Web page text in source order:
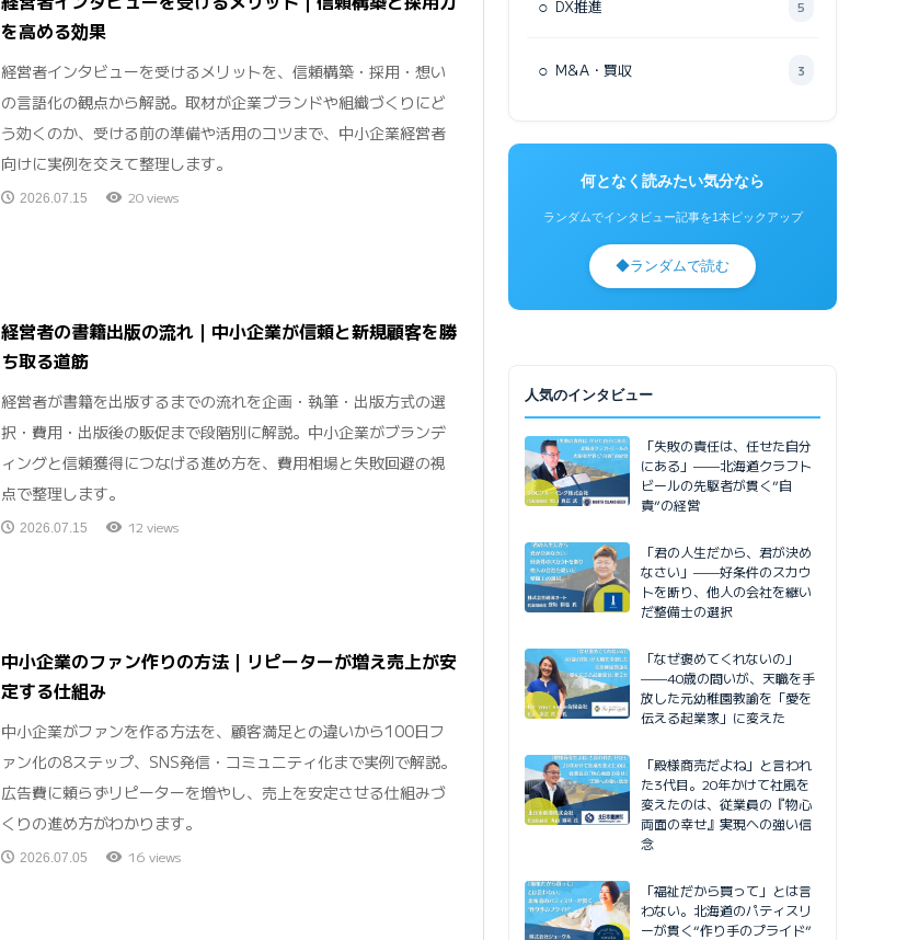
を高める効果
経営者インタビューを受けるメリットを、信頼構築・採用・想い
の言語化の観点から解説。取材が企業ブランドや組織づくりにど
う効くのか、受ける前の準備や活用のコツまで、中小企業経営者
向けに実例を交えて整理します。
2026.07.15 20 views
経営者の書籍出版の流れ｜中小企業が信頼と新規顧客を勝
ち取る道筋
経営者が書籍を出版するまでの流れを企画・執筆・出版方式の選
択・費用・出版後の販促まで段階別に解説。中小企業がブランデ
ィングと信頼獲得につなげる進め方を、費用相場と失敗回避の視
点で整理します。
2026.07.15 12 views
中小企業のファン作りの方法｜リピーターが増え売上が安
定する仕組み
中小企業がファンを作る方法を、顧客満足との違いから100日フ
ァン化の8ステップ、SNS発信・コミュニティ化まで実例で解説。
広告費に頼らずリピーターを増やし、売上を安定させる仕組みづ
くりの進め方がわかります。
2026.07.05 16 views
○ DX推進 5
○ M&A・買収 3
何となく読みたい気分なら
ランダムでインタビュー記事を1本ピックアップ
◆ランダムで読む
人気のインタビュー
「失敗の責任は、任せた自分
にある」——北海道クラフト
ビールの先駆者が貫く”自
責”の経営
「君の人生だから、君が決め
なさい」——好条件のスカウ
トを断り、他人の会社を継い
だ整備士の選択
「なぜ褒めてくれないの」
——40歳の問いが、天職を手
放した元幼稚園教諭を「愛を
伝える起業家」に変えた
「殿様商売だよね」と言われ
た3代目。20年かけて社風を
変えたのは、従業員の『物心
両面の幸せ』実現への強い信
念
「福祉だから買って」とは言
わない。北海道のパティスリ
ーが貫く“作り手のプライド”